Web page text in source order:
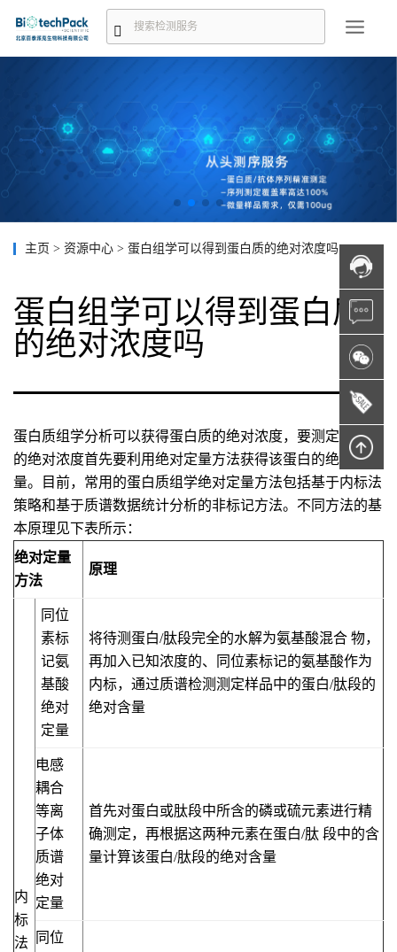
主页 > 资源中心 > 蛋白组学可以得到蛋白质的绝对浓度吗
蛋白组学可以得到蛋白质
的绝对浓度吗
蛋白质组学分析可以获得蛋白质的绝对浓度，要测定蛋白质
的绝对浓度首先要利用绝对定量方法获得该蛋白的绝对含
量。目前，常用的蛋白质组学绝对定量方法包括基于内标法
策略和基于质谱数据统计分析的非标记方法。不同方法的基
本原理见下表所示：
绝对定量
方法
原理
内
标
法
同位
素标
记氨
基酸
绝对
定量
将待测蛋白/肽段完全的水解为氨基酸混合 物，
再加入已知浓度的、同位素标记的氨基酸作为
内标，通过质谱检测测定样品中的蛋白/肽段的
绝对含量
电感
耦合
等离
子体
质谱
绝对
定量
首先对蛋白或肽段中所含的磷或硫元素进行精
确测定，再根据这两种元素在蛋白/肽 段中的含
量计算该蛋白/肽段的绝对含量
同位